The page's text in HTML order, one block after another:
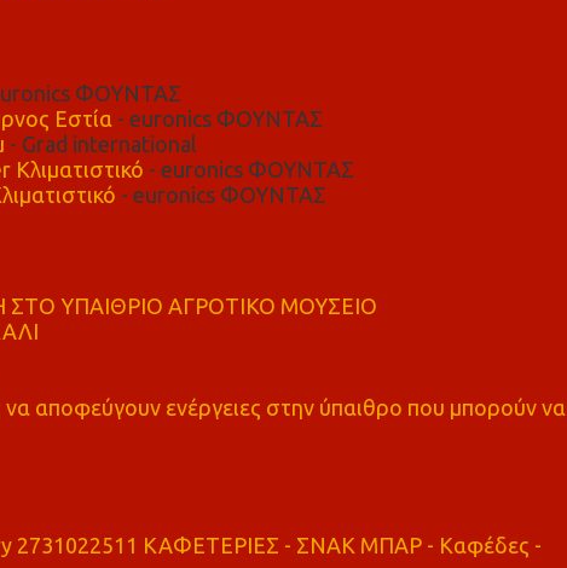
ΦΟΥΝΤΑΣ
Εστία - euronics ΦΟΥΝΤΑΣ
- Grad international
- euronics ΦΟΥΝΤΑΣ
- euronics ΦΟΥΝΤΑΣ
ΥΠΑΙΘΡΙΟ ΑΓΡΟΤΙΚΟ ΜΟΥΣΕΙΟ
αποφεύγουν ενέργειες στην ύπαιθρο που μπορούν να
2731022511 ΚΑΦΕΤΕΡΙΕΣ - ΣΝΑΚ ΜΠΑΡ - Καφέδες -